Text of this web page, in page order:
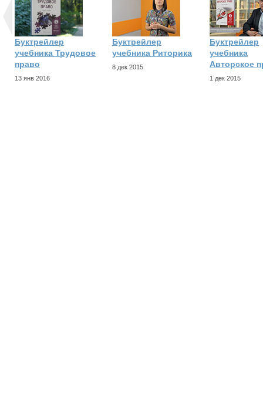
Буктрейлер
учебника Трудовое
право
13 янв 2016
Буктрейлер
учебника Риторика
8 дек 2015
Буктрейлер
учебника
Авторское
1 дек 2015